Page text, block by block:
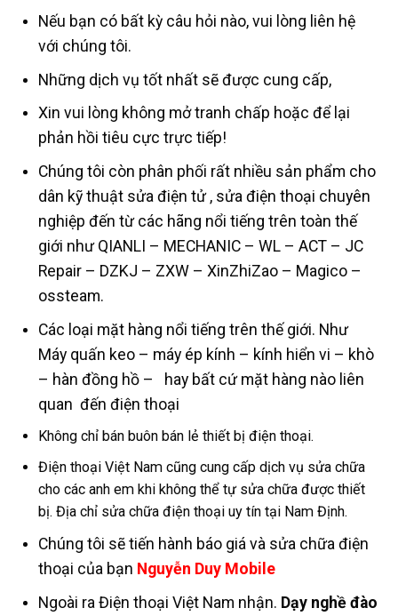
Nếu bạn có bất kỳ câu hỏi nào, vui lòng liên hệ
với chúng tôi.
Những dịch vụ tốt nhất sẽ được cung cấp,
Xin vui lòng không mở tranh chấp hoặc để lại
phản hồi tiêu cực trực tiếp!
Chúng tôi còn phân phối rất nhiều sản phẩm cho
dân kỹ thuật sửa điện tử , sửa điện thoại chuyên
nghiệp đến từ các hãng nổi tiếng trên toàn thế
giới như QIANLI – MECHANIC – WL – ACT – JC
Repair – DZKJ – ZXW – XinZhiZao – Magico –
ossteam.
Các loại mặt hàng nổi tiếng trên thế giới. Như
Máy quấn keo – máy ép kính – kính hiển vi – khò
– hàn đồng hồ – hay bất cứ mặt hàng nào liên
quan đến điện thoại
Không chỉ bán buôn bán lẻ thiết bị điện thoại.
Điện thoại Việt Nam cũng cung cấp dịch vụ sửa chữa
cho các anh em khi không thể tự sửa chữa được thiết
bị. Địa chỉ sửa chữa điện thoại uy tín tại Nam Định.
Chúng tôi sẽ tiến hành báo giá và sửa chữa điện
thoại của bạn Nguyễn Duy Mobile
Ngoài ra Điện thoại Việt Nam nhận. Dạy nghề đào